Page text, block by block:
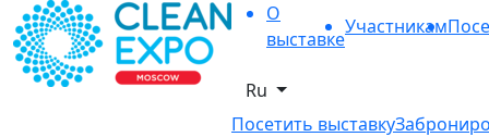
О
выставке
Участникам
Ru
Посетить выставку